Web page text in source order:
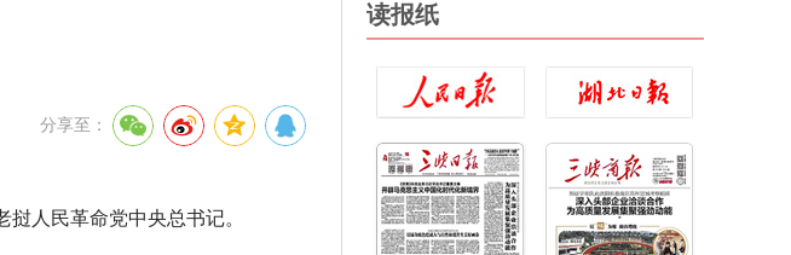
分享至：
人民革命党中央总书记。
读报纸